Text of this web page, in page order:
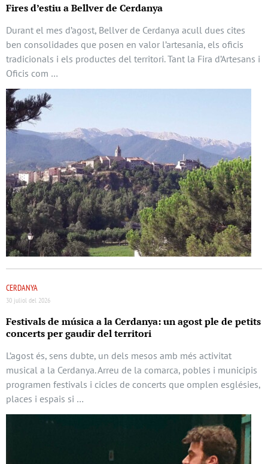
Fires d’estiu a Bellver de Cerdanya
Durant el mes d’agost, Bellver de Cerdanya acull dues cites
ben consolidades que posen en valor l’artesania, els oficis
tradicionals i els productes del territori. Tant la Fira d’Artesans i
Oficis com …
CERDANYA
30 juliol del 2026
Festivals de música a la Cerdanya: un agost ple de petits
concerts per gaudir del territori
L’agost és, sens dubte, un dels mesos amb més activitat
musical a la Cerdanya. Arreu de la comarca, pobles i municipis
programen festivals i cicles de concerts que omplen esglésies,
places i espais si …